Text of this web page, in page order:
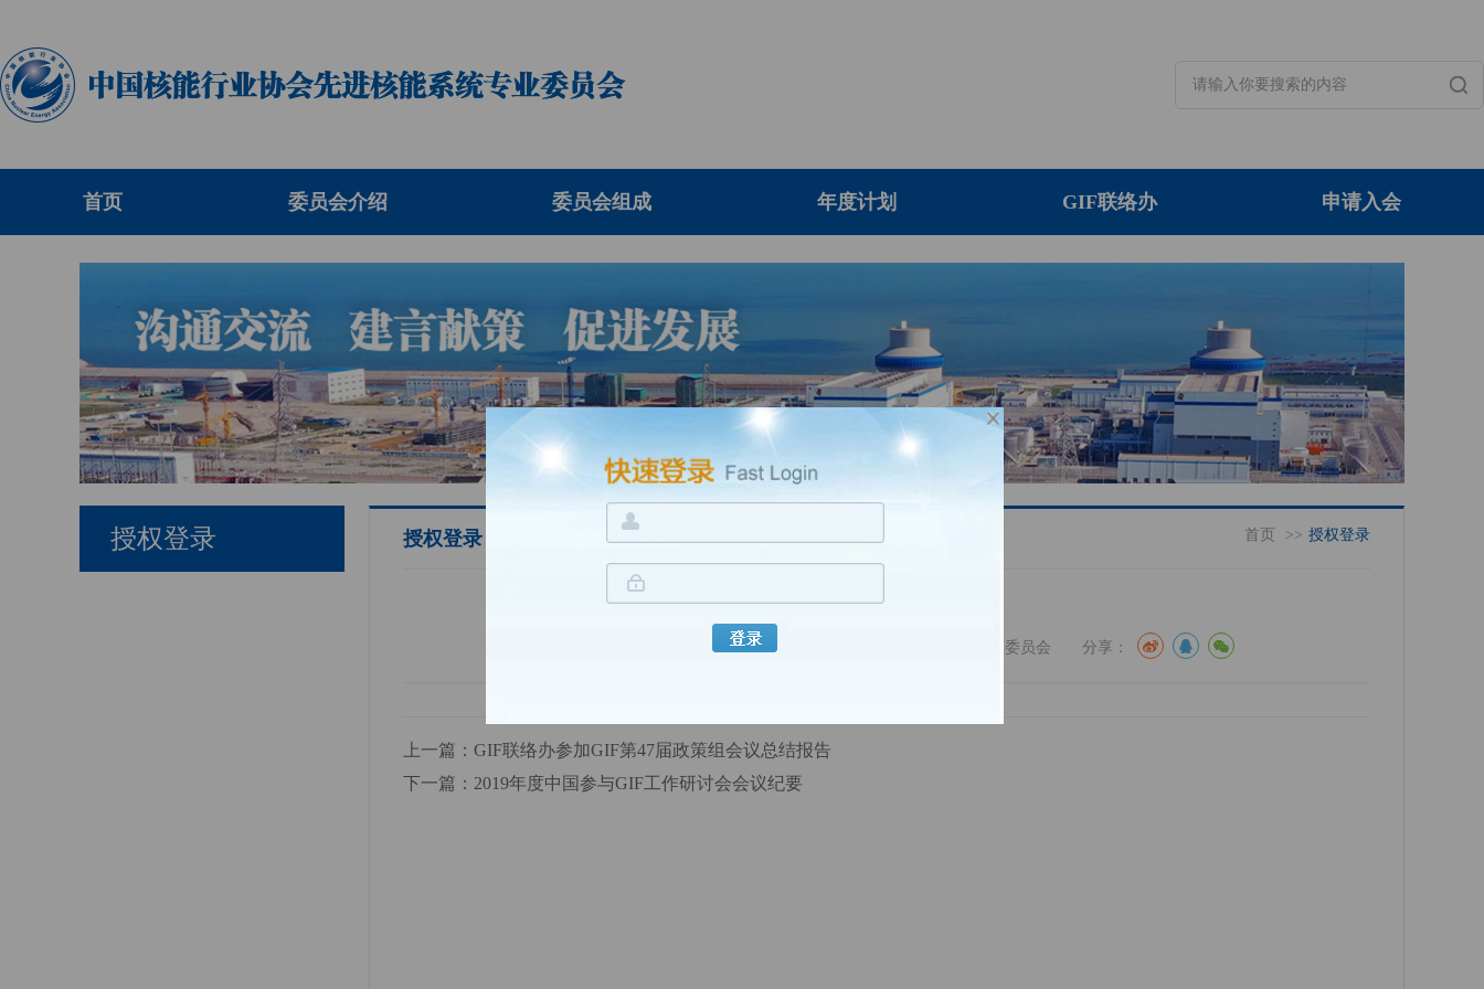
首页 委员会介绍 委员会组成 年度计划 GIF联络办 申请入会
授权登录 授权登录 首页 >> 授权登录
GIF 2017年年度报告
发布时间：2019-05-22 来源：中国核能行业协会先进核能系统专业委员会 分享：
上一篇：GIF联络办参加GIF第47届政策组会议总结报告
下一篇：2019年度中国参与GIF工作研讨会会议纪要